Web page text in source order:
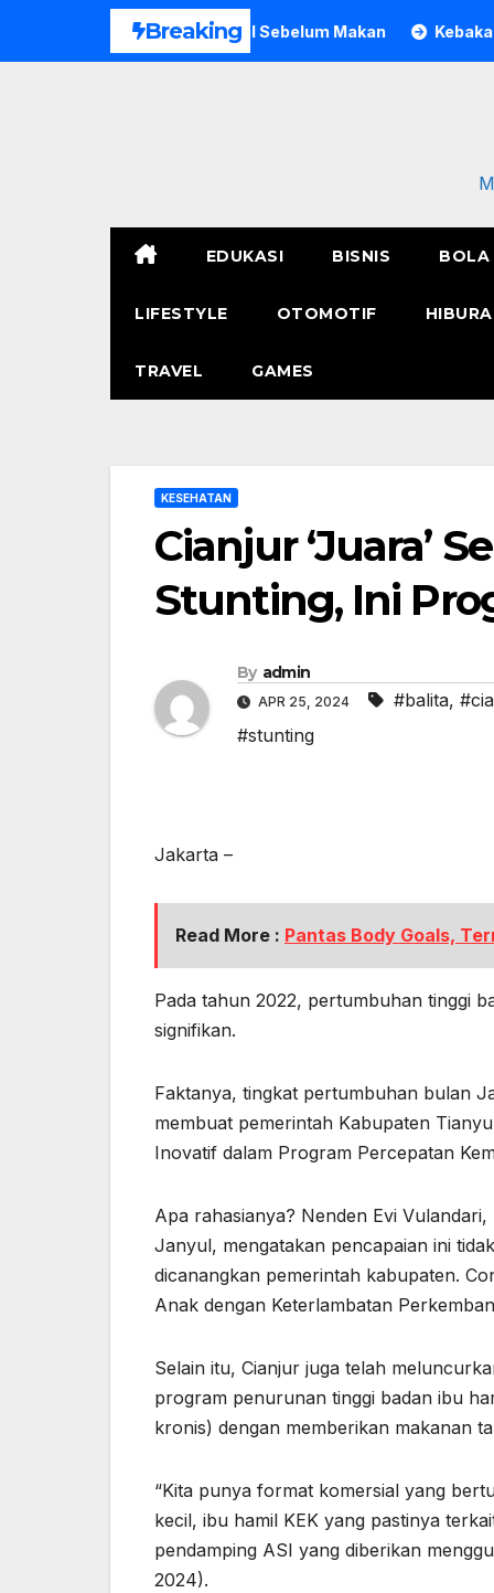
Breaking
di Bogor Meninggal Sebelum Makan Kebakaran
EDUKASI BISNIS BOLA
LIFESTYLE OTOMOTIF
TRAVEL GAMES
KESEHATAN
Cianjur ‘Juara’
Stunting, Ini
By admin
APR 25, 2024 #balita,
#stunting
Jakarta –
Read More : Pantas Body Goals,
Pada tahun 2022, pertumbuhan tinggi
signifikan.
Faktanya, tingkat pertumbuhan bulan
membuat pemerintah Kabupaten
Inovatif dalam Program Percepatan
Apa rahasianya? Nenden Evi
Janyul, mengatakan pencapaian ini
dicanangkan pemerintah kabupaten.
Anak dengan Keterlambatan
Selain itu, Cianjur juga telah
program penurunan tinggi badan ibu
kronis) dengan memberikan makanan
“Kita punya format komersial yang
kecil, ibu hamil KEK yang pastinya
pendamping ASI yang diberikan
2024).